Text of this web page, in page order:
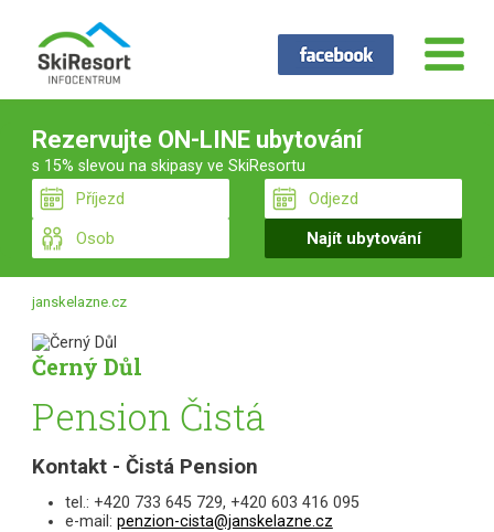
Rezervujte ON-LINE ubytování
s 15% slevou na skipasy ve SkiResortu
janskelazne.cz
Černý Důl
Pension Čistá
Kontakt - Čistá Pension
tel.: +420 733 645 729, +420 603 416 095
e-mail: penzion-cista@janskelazne.cz